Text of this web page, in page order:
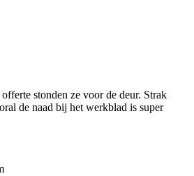
stonden ze voor de deur. Strak
de naad bij het werkblad is super